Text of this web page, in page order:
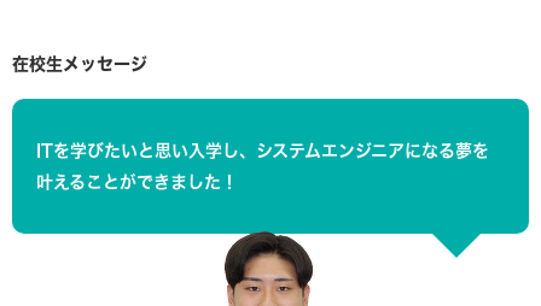
在校生メッセージ
ITを学びたいと思い入学し、システムエンジニアになる夢を
叶えることができました！